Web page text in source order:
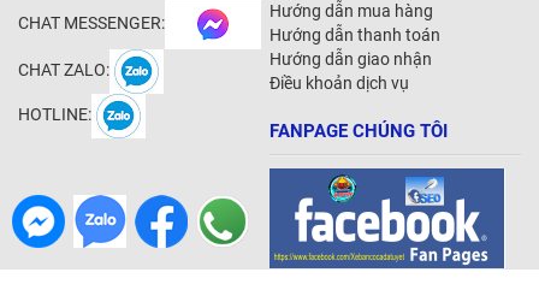
CHAT MESSENGER:
CHAT ZALO:
HOTLINE:
Hướng dẫn mua hàng
Hướng dẫn thanh toán
Hướng dẫn giao nhận
Điều khoản dịch vụ
FANPAGE CHÚNG TÔI